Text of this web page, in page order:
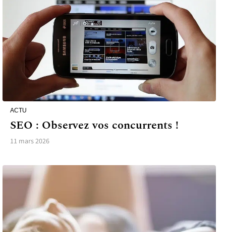
ACTU
SEO : Observez vos concurrents !
11 mars 2026